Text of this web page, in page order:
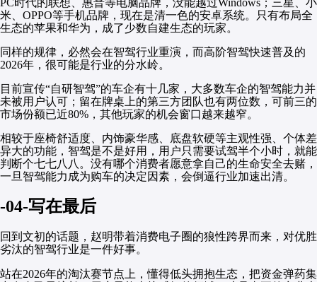
PC时代的联想、惠普等电脑品牌，没能越过Windows；三星、小
米、OPPO等手机品牌，现在是清一色的安卓系统。只有布局全
生态的苹果和华为，成了少数自建生态的玩家。
同样的规律，必然会在智驾行业重演，而高阶智驾快速普及的
2026年，很可能是行业的分水岭。
目前宣传“自研智驾”的车企有十几家，大多数车企的智驾能力并
未被用户认可；留在牌桌上的第三方团队也有两位数，可前三的
市场份额已近80%，其他玩家的机会窗口越来越窄。
相较于座椅舒适度、内饰豪华感、底盘软硬等主观性强、个体差
异大的功能，智驾是不是好用，用户只需要试驾半个小时，就能
判断个七七八八。没有哪个消费者愿意拿自己的生命安全去赌，
一旦智驾能力成为购车的决定因素，会倒逼行业加速出清。
-04-写在最后
回到文初的话题，赵明带着消费电子圈的狼性跨界而来，对优胜
劣汰的智驾行业是一件好事。
站在2026年的淘汰赛节点上，懂得低头拥抱生态，把资金弹药集